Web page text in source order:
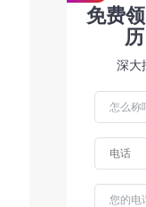
免费
深大